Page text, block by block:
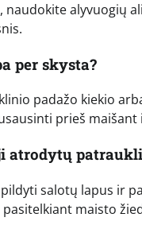
naudokite alyvuogių
per skysta?
padažo kiekio
prieš
atrodytų
salotų lapus ir
maisto